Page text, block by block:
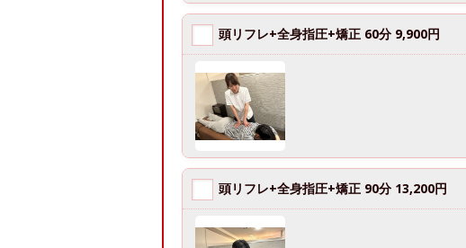
頭リフレ+全身指圧+矯正 60分 9,900円
頭リフレ+全身指圧+矯正 90分 13,200円